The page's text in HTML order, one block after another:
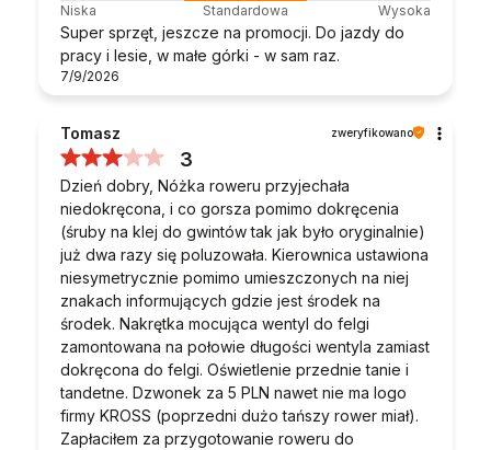
Niska
Standardowa Wysoka
Super sprzęt, jeszcze na promocji. Do jazdy do
pracy i lesie, w małe górki - w sam raz.
7/9/2026
Tomasz zweryfikowano
3
Dzień dobry, Nóżka roweru przyjechała
niedokręcona, i co gorsza pomimo dokręcenia
(śruby na klej do gwintów tak jak było oryginalnie)
już dwa razy się poluzowała. Kierownica ustawiona
niesymetrycznie pomimo umieszczonych na niej
znakach informujących gdzie jest środek na
środek. Nakrętka mocująca wentyl do felgi
zamontowana na połowie długości wentyla zamiast
dokręcona do felgi. Oświetlenie przednie tanie i
tandetne. Dzwonek za 5 PLN nawet nie ma logo
firmy KROSS (poprzedni dużo tańszy rower miał).
Zapłaciłem za przygotowanie roweru do